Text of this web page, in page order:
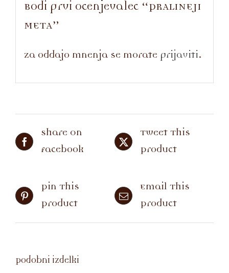
Bodi prvi ocenjevalec “PRALINEJI
META”
Za oddajo mnenja se morate prijaviti.
Share On
Facebook
Tweet This
Product
Pin This
Product
Email This
Product
Podobni izdelki